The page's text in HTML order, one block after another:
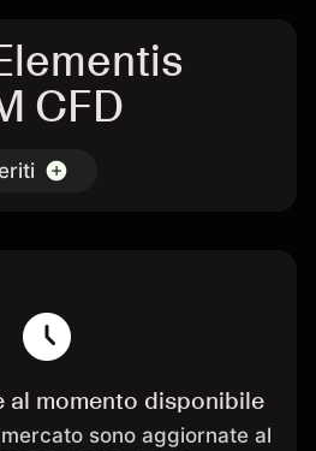
CFD
al momento disponibile
sono aggiornate al